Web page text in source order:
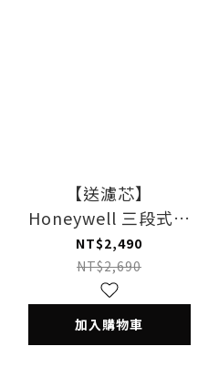
【送濾芯】
Honeywell 三段式過
濾蓮蓬頭(晶漾銀)
HHS-301S
NT$2,490
NT$2,690
加入購物車